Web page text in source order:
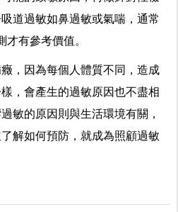
道過敏如鼻過敏或氣喘，通常
才有參考價值。
，因為每個人體質不同，造成
，會產生的過敏原因也不盡相
敏的原因則與生活環境有關，
解如何預防，就成為照顧過敏